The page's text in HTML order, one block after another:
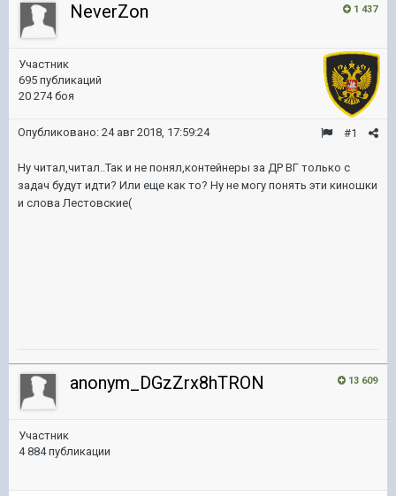
1 437
NeverZon
Участник
695 публикаций
20 274 боя
#1
Опубликовано: 24 авг 2018, 17:59:24
Ну читал,читал..Так и не понял,контейнеры за ДР ВГ только с
задач будут идти? Или еще как то? Ну не могу понять эти киношки
и слова Лестовские(
13 609
anonym_DGzZrx8hTRON
Участник
4 884 публикации